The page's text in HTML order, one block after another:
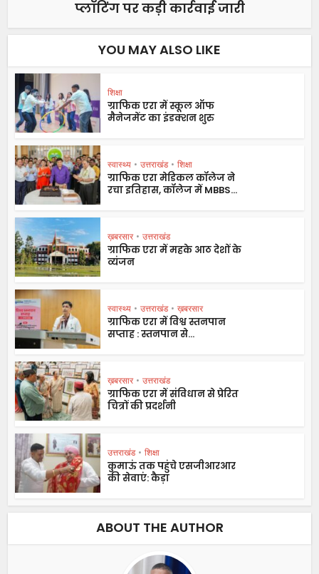
प्लॉटिंग पर कड़ी कार्रवाई जारी
YOU MAY ALSO LIKE
शिक्षा
ग्राफिक एरा में स्कूल ऑफ
मैनेजमेंट का इंडक्शन शुरु
स्वास्थ्य • उत्तराखंड • शिक्षा
ग्राफिक एरा मेडिकल कॉलेज ने
रचा इतिहास, कॉलेज में MBBS...
ख़बरसार • उत्तराखंड
ग्राफिक एरा में महके आठ देशों के
व्यंजन
स्वास्थ्य • उत्तराखंड • ख़बरसार
ग्राफिक एरा में विश्व स्तनपान
सप्ताह : स्तनपान से...
ख़बरसार • उत्तराखंड
ग्राफिक एरा में संविधान से प्रेरित
चित्रों की प्रदर्शनी
उत्तराखंड • शिक्षा
कुमाऊं तक पहुंचे एसजीआरआर
की सेवाएं: कैड़ा
ABOUT THE AUTHOR